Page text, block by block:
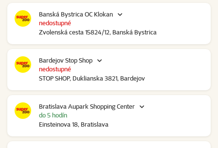
Banská Bystrica OC Klokan
Zvolenská cesta 15824/12, Banská Bystrica
nedostupné
Bardejov Stop Shop
STOP SHOP, Duklianska 3821, Bardejov
nedostupné
Bratislava Aupark Shopping Center
Einsteinova 18, Bratislava
do 5 hodín